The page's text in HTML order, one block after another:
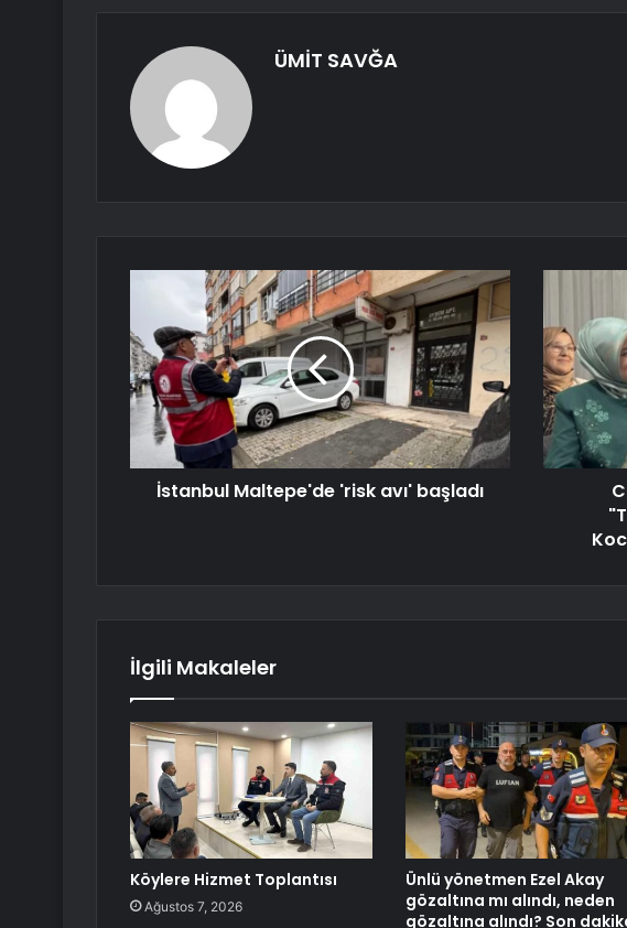
ÜMİT SAVĞA
İstanbul Maltepe'de 'risk avı' başladı
İlgili Makaleler
Köylere Hizmet Toplantısı
Ağustos 7, 2026
Ünlü yönetmen Ezel Akay
gözaltına mı alındı, neden
gözaltına alındı? Son